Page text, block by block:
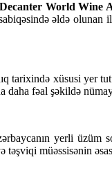
World Wine
əldə olunan
xüsusi yer
daha fəal şəkildə
yerli üzüm
müəssisənin